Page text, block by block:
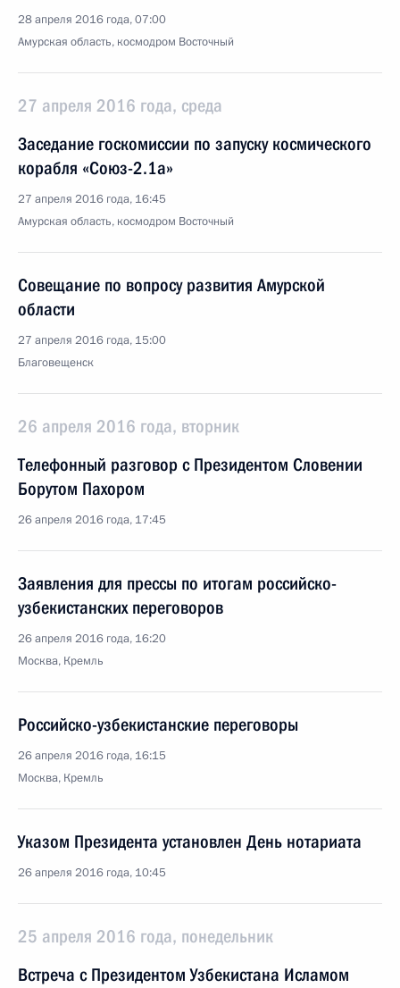
28 апреля 2016 года, 07:00
Амурская область, космодром Восточный
27 апреля 2016 года, среда
Заседание госкомиссии по запуску космического
корабля «Союз-2.1а»
27 апреля 2016 года, 16:45
Амурская область, космодром Восточный
Совещание по вопросу развития Амурской
области
27 апреля 2016 года, 15:00
Благовещенск
26 апреля 2016 года, вторник
Телефонный разговор с Президентом Словении
Борутом Пахором
26 апреля 2016 года, 17:45
Заявления для прессы по итогам российско-
узбекистанских переговоров
26 апреля 2016 года, 16:20
Москва, Кремль
Российско-узбекистанские переговоры
26 апреля 2016 года, 16:15
Москва, Кремль
Указом Президента установлен День нотариата
26 апреля 2016 года, 10:45
25 апреля 2016 года, понедельник
Встреча с Президентом Узбекистана Исламом